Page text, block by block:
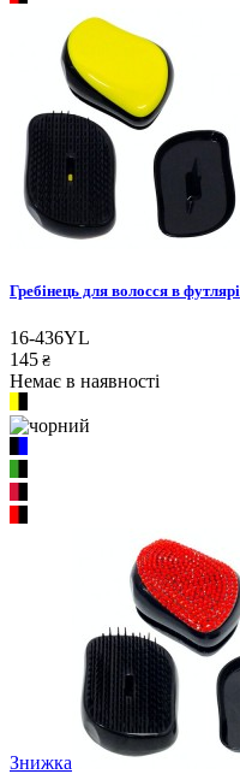
Гребінець для волосся в футлярі
16-436YL
145 ₴
Немає в наявності
Знижка